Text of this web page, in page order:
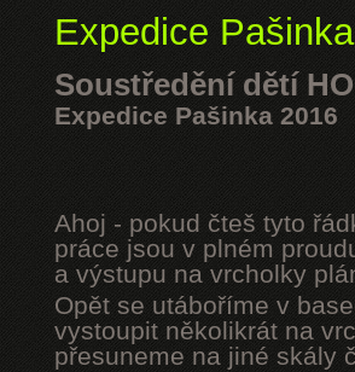
Expedice
Soustředění dětí
Expedice Pašinka 2016
Ahoj - pokud čteš tyto
práce jsou v plném
a výstupu na vrcholky
Opět se utáboříme v
vystoupit několikrát na
přesuneme na jiné skály